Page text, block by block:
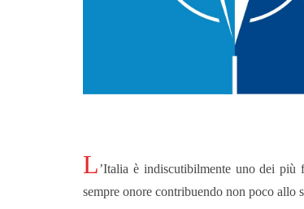
L’Italia è indiscutibilmente uno dei
sempre onore contribuendo non poco